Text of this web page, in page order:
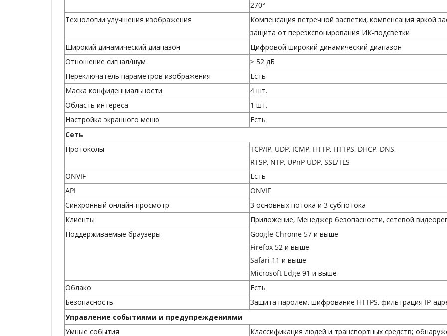
270°
Технологии улучшения изображения
Компенсация встречной засветки, компенсация яркой
защита от переэкспонирования ИК-подсветки
Широкий динамический диапазон
Цифровой широкий динамический диапазон
Отношение сигнал/шум
≥ 52 дБ
Переключатель параметров изображения
Есть
Маска конфиденциальности
4 шт.
Область интереса
1 шт.
Настройка экранного меню
Есть
Сеть
Протоколы
TCP/IP, UDP, ICMP, HTTP, HTTPS, DHCP, DNS,
RTSP, NTP, UPnP UDP, SSL/TLS
ONVIF
Есть
API
ONVIF
Синхронный онлайн‑просмотр
3 основных потока и 3 субпотока
Клиенты
Приложение, Менеджер безопасности, сетевой
Поддерживаемые браузеры
Google Chrome 57 и выше
Firefox 52 и выше
Safari 11 и выше
Microsoft Edge 91 и выше
Облако
Есть
Безопасность
Защита паролем, шифрование HTTPS, фильтрация IP-
Управление событиями и предупреждениями
Умные события
Классификация людей и транспортных средств;